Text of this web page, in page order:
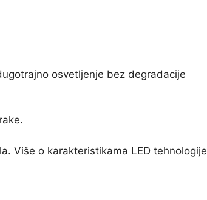
osvetljenje bez degradacije
Više o karakteristikama LED tehnologije